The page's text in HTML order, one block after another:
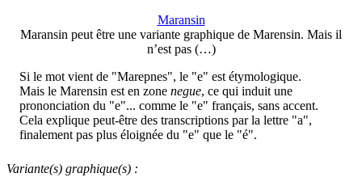
Maransin
Maransin peut être une variante graphique de Marensin. Mais il
n’est pas (…)
Si le mot vient de "Marepnes", le "e" est étymologique.
Mais le Marensin est en zone negue, ce qui induit une
prononciation du "e"... comme le "e" français, sans accent.
Cela explique peut-être des transcriptions par la lettre "a",
finalement pas plus éloignée du "e" que le "é".
Variante(s) graphique(s) :